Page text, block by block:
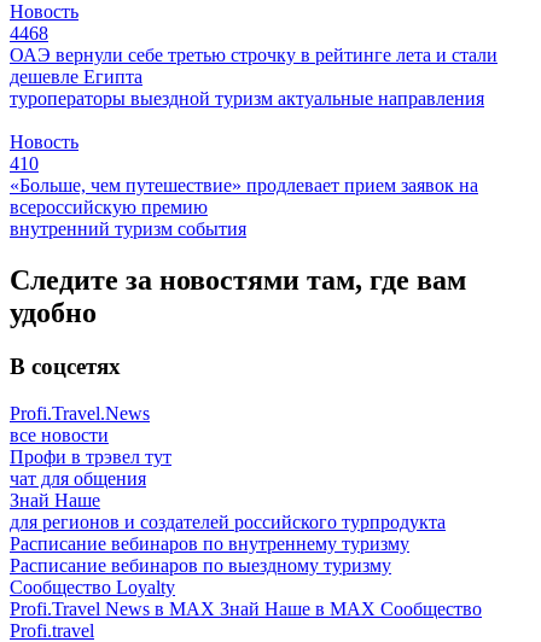
Новость
4468
ОАЭ вернули себе третью строчку в рейтинге лета и стали
дешевле Египта
туроператоры выездной туризм актуальные направления
Новость
410
«Больше, чем путешествие» продлевает прием заявок на
всероссийскую премию
внутренний туризм события
Следите за новостями там, где вам
удобно
В соцсетях
Profi.Travel.News
все новости
Профи в трэвел тут
чат для общения
Знай Наше
для регионов и создателей российского турпродукта
Расписание вебинаров по внутреннему туризму
Расписание вебинаров по выездному туризму
Сообщество Loyalty
Profi.Travel News в MAX Знай Наше в MAX Сообщество
Profi.travel